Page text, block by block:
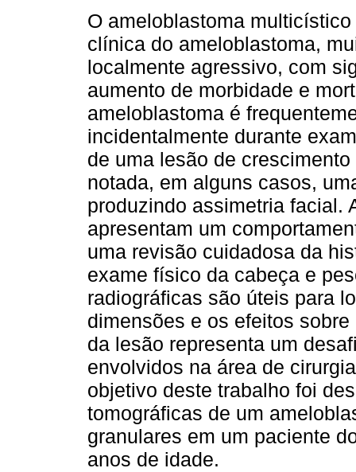
O ameloblastoma
clínica do ameloblastoma,
localmente agressivo, com
aumento de morbidade e
ameloblastoma é
incidentalmente durante
de uma lesão de
notada, em alguns casos,
produzindo assimetria facial.
apresentam um
uma revisão cuidadosa da
exame físico da cabeça e
radiográficas são úteis para
dimensões e os efeitos
da lesão representa um
envolvidos na área de
objetivo deste trabalho foi
tomográficas de um
granulares em um paciente
anos de idade.